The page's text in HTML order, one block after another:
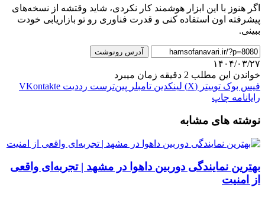
اگر هنوز با این ابزار هوشمند کار نکردی، شاید وقتشه از نسخه‌های
پیشرفته اون استفاده کنی و قدرت فناوری رو تو بازاریابی خودت
ببینی.
آدرس رونوشت
۱۴۰۴/۰۳/۲۷
خواندن این مطلب 2 دقیقه زمان میبرد
فیس بوک توییتر (X) لینکدین ‫تامبلر ‫پین‌ترست ‫رددیت ‫VKontakte
رایانامه چاپ
نوشته های مشابه
بهترین نمایندگی دوربین داهوا در مشهد | تجربه‌ای واقعی
از امنیت